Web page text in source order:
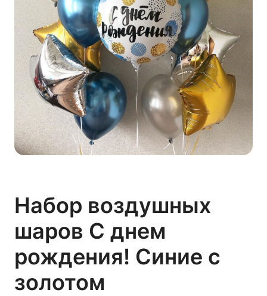
Набор воздушных
шаров С днем
рождения! Синие с
золотом